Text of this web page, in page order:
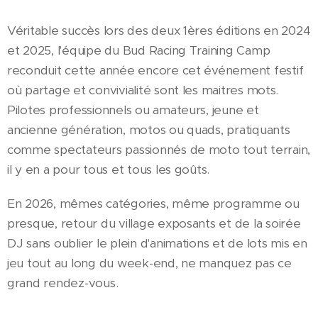
Véritable succès lors des deux 1ères éditions en 2024
et 2025, l'équipe du Bud Racing Training Camp
reconduit cette année encore cet événement festif
où partage et convivialité sont les maitres mots.
Pilotes professionnels ou amateurs, jeune et
ancienne génération, motos ou quads, pratiquants
comme spectateurs passionnés de moto tout terrain,
il y en a pour tous et tous les goûts.
En 2026, mêmes catégories, même programme ou
presque, retour du village exposants et de la soirée
DJ sans oublier le plein d'animations et de lots mis en
jeu tout au long du week-end, ne manquez pas ce
grand rendez-vous.